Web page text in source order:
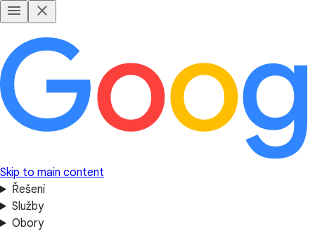
Skip to main content
Řešení
Služby
Obory